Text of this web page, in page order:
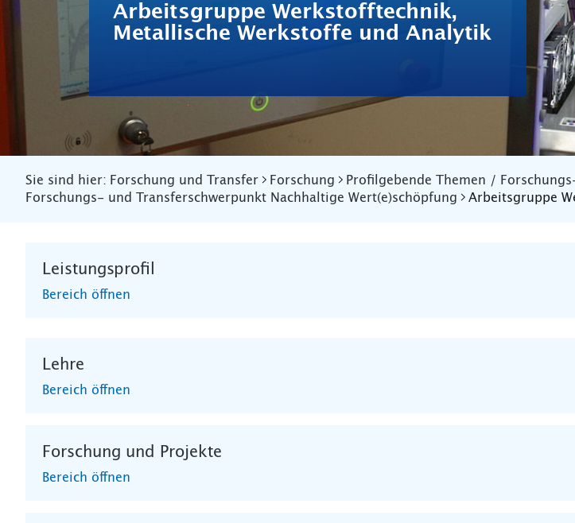
Arbeitsgruppe Werkstofftechnik,
Metallische Werkstoffe und Analytik
Sie sind hier: Forschung und Transfer Forschung
Profilgebende Themen /
Forschungs- und Transferschwerpunkt Nachhaltige Wert(e)schöpfung
Arbeitsgruppe
Leistungsprofil
Bereich öffnen
Lehre
Bereich öffnen
Forschung und Projekte
Bereich öffnen